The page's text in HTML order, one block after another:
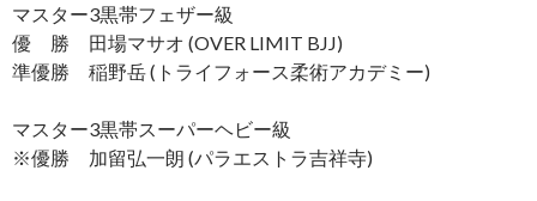
マスター3黒帯フェザー級
優 勝 田場マサオ (OVER LIMIT BJJ)
準優勝 稲野岳 (トライフォース柔術アカデミー)
マスター3黒帯スーパーヘビー級
※優勝 加留弘一朗 (パラエストラ吉祥寺)